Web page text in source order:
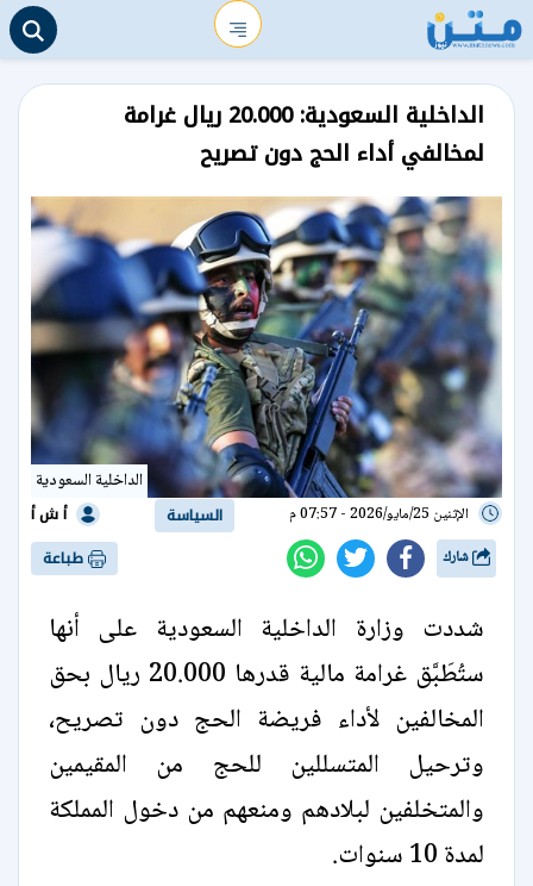
الداخلية السعودية: 20.000 ريال غرامة
لمخالفي أداء الحج دون تصريح
الداخلية السعودية
الإثنين 25/مايو/2026 - 07:57 م السياسة أ ش أ
طباعة
شددت وزارة الداخلية السعودية على أنها
ستُطَبَّق غرامة مالية قدرها 20.000 ريال بحق
المخالفين لأداء فريضة الحج دون تصريح،
وترحيل المتسللين للحج من المقيمين
والمتخلفين لبلادهم ومنعهم من دخول المملكة
لمدة 10 سنوات.